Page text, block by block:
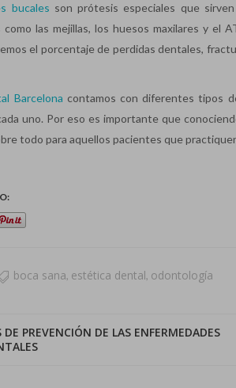
bucales son prótesis especiales que
las mejillas, los huesos maxilares y el
el porcentaje de perdidas dentales,
Barcelona contamos con diferentes tipos
uno. Por eso es importante que
todo para aquellos pacientes que
boca sana, estética dental, odontología
DE PREVENCIÓN DE LAS ENFERMEDADES